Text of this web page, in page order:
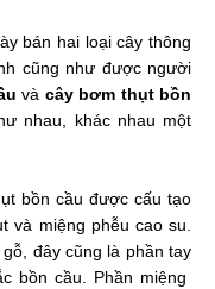
bán hai loại cây thông
cũng như được người
và cây bơm thụt bồn
nhau, khác nhau một
bồn cầu được cấu tạo
và miệng phễu cao su.
đây cũng là phần tay
bồn cầu. Phần miệng